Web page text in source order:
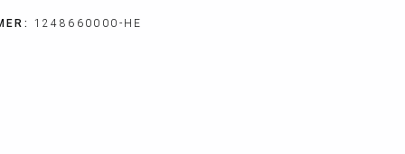
1248660000-HE